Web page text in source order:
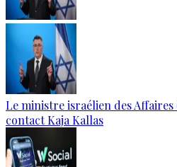
Le ministre israélien des
contact Kaja Kallas